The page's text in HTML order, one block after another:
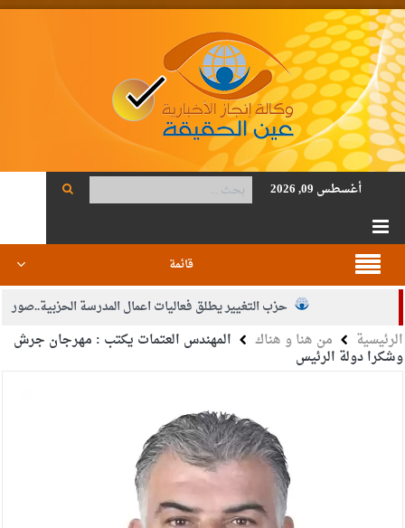
أغسطس 09, 2026
قائمة
حزب التغيير يطلق فعاليات اعمال المدرسة الحزبية..صور
الجيش يفتح باب التجنيد لحملة البكالوريوس في الحقوق والقانون
الإسلامية والمسيحية
الأمن يتلف 16 مليون حبة كبتاجون و1480 كغم مواد مخدرة
النواب يقر مشروع تعديل قانون الملكية العقارية
القاضي يلتقي رؤساء تحرير الصحف اليومية ويؤكد حرص مجلس
الرئيسية من هنا و هناك المهندس العتمات يكتب : مهرجان جرش
وشكرا دولة الرئيس